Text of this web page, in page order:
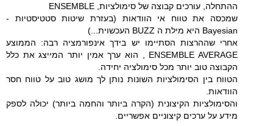
ההתחלה, עורכים קבוצה של סימולציות, ENSEMBLE
שמכסה את טווח אי הוודאות (בעזרת שיטות סטטיסטיות -
Bayesian היא מילת ה BUZZ העכשוית...)
אחרי שההרצות הסתיימו יש בידך אינפורמציה רבה: הממוצע
ENSEMBLE AVERAGE , הוא ערך אמין יותר המייצג את כלל
הקבוצה טוב יותר מכל סימולציה יחידה.
הטווח בין הסימולציות השונות נותן לך מושג טוב על טווח חסר
הוודאות.
והסימולציות הקיצונית (הקרה ביותר והחמה ביותר) יכולה לספק
מידע על ערכים קיצוניים אפשריים.